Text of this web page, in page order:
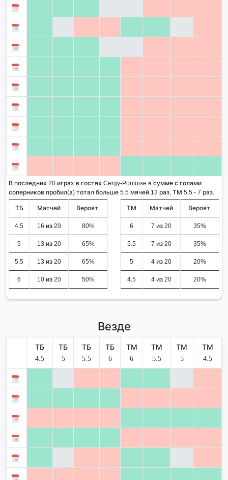
В последних 20 играх в гостях Cergy-Pontoise в сумме с голами
соперников пробил(а) тотал больше 5.5 мячей 13 раз, ТМ 5.5 - 7 раз.
ТБ Матчей Вероят.
4.5 16 из 20 80%
5 13 из 20 65%
5.5 13 из 20 65%
6 10 из 20 50%
ТМ Матчей Вероят.
6 7 из 20 35%
5.5 7 из 20 35%
5 4 из 20 20%
4.5 4 из 20 20%
Везде
ТБ
4.5
ТБ
5
ТБ
5.5
ТБ
6
ТМ
6
ТМ
5.5
ТМ
5
ТМ
4.5